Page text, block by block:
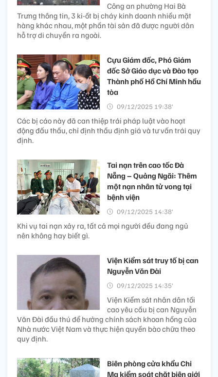
Công an phường Hai Bà
Trưng thông tin, 3 ki-ốt bị cháy kinh doanh nhiều mặt
hàng khác nhau, một phần tài sản đã được người dân
hỗ trợ di chuyển ra ngoài.
Cựu Giám đốc, Phó Giám
đốc Sở Giáo dục và Đào tạo
Thành phố Hồ Chí Minh hầu
tòa
09/12/2025 19:38’
Các bị cáo này đã can thiệp trái pháp luật vào hoạt
động đấu thầu, chỉ định thầu định giá và tư vấn trái quy
định.
Tai nạn trên cao tốc Đà
Nẵng – Quảng Ngãi: Thêm
một nạn nhân tử vong tại
bệnh viện
09/12/2025 14:38’
Khi vụ tai nạn xảy ra, tất cả mọi người đều đang ngủ
nên không hay biết gì.
Viện Kiểm sát truy tố bị can
Nguyễn Văn Đài
09/12/2025 14:35’
Viện Kiểm sát nhân dân tối
cao yêu cầu bị can Nguyễn
Văn Đài đầu thú để hưởng chính sách khoan hồng của
Nhà nước Việt Nam và thực hiện quyền bào chữa theo
quy định.
Biên phòng cửa khẩu Chi
Ma kiểm soát chặt biên giới